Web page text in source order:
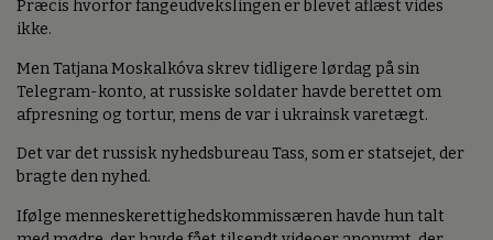
Præcis hvorfor fangeudvekslingen er blevet aflæst vides
ikke.
Men Tatjana Moskalkóva skrev tidligere lørdag på sin
Telegram-konto, at russiske soldater havde berettet om
afpresning og tortur, mens de var i ukrainsk varetægt.
Det var det russisk nyhedsbureau Tass, som er statsejet, der
bragte den nyhed.
Ifølge menneskerettighedskommissæren havde hun talt